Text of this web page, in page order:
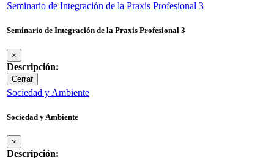
Seminario de Integración de la Praxis Profesional 3
Seminario de Integración de la Praxis Profesional 3
×
Descripción:
Cerrar
Sociedad y Ambiente
Sociedad y Ambiente
×
Descripción: